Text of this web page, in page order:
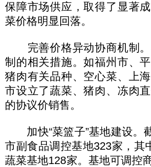
保障市场供应，取得了显著
菜价格明显回落。
完善价格异动协商机制。
制的相关措施。如福州市、
猪肉有关品种、空心菜、上
市设立了蔬菜、猪肉、冻肉
的协议价销售。
加快“菜篮子”基地建设。
市副食品调控基地323家，其
蔬菜基地128家。基地可调控